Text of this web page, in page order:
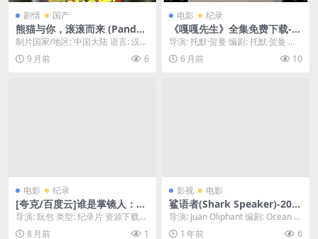
剧情 国产
熊猫与你，滚滚而来 (Pandas
to You) – 2024 – 纪录片 – 夸
克网盘免费下载🐼（纪录片）
深入探访中国大熊猫保护基
制片国家/地区: 中国大陆 语言: 汉语
普通话 资源下载：熊猫与你，滚滚
而来下载...
9 月前 6
电影 纪录
《嘎嘎先生》全集免费下载-2
015-影评人五星推荐 – 纪录
片/舞蹈 – [IL][百度网盘]
导演: 托默·贺曼 编剧: 托默·贺曼 又
名: 舞痴先生 / Ohad Naha...
6 月前 10
电影 纪录
[夸克/百度云]谁是掌镜人：越
战经典照片之谜 – 2012 – 108
0P纪录片控必看 – 纪录片/历
导演: 阮包 类型: 纪录片 资源下载：
谁是掌镜人：越战经典照片之谜下
8 月前 1
影视 电影
鲨语者(Shark Speaker)-202
5-惊悚/冒险-免费下载 🦈她能
与鲨鱼对话，却无法阻止一头
导演: Juan Oliphant 编剧: Ocean R
amsey 主演: O...
1 年前 6